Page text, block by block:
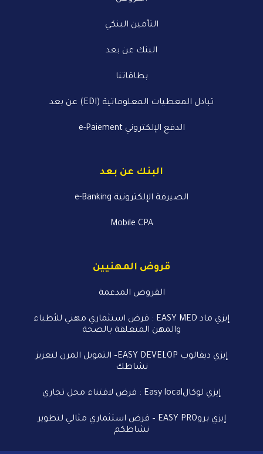
التأمين البنكي
البنك عن بعد
بطاقاتنا
تبادل المعطيات المعلوماتية (EDI) عن بعد
الدفع الإلكتروني e-Paiement
البنك عن بعد
الصيرفة الإلكترونية e-Banking
Mobile CPA
قروض المهنيين
القروض المدعمة
إيزي ماد EASY MED : قرض استثماري مهني للأطباء
والمهن المتعلقة بالصحة
إيزي ديفالوب EASY DEVELOP– التمويل المرن لتعزيز
نشاطك
إيزي لوكالEasy local : قرض لاقتناء محل تجاري
إيزي بروEASY PRO – قرض استثماري مثالي لتطوير
نشاطكم